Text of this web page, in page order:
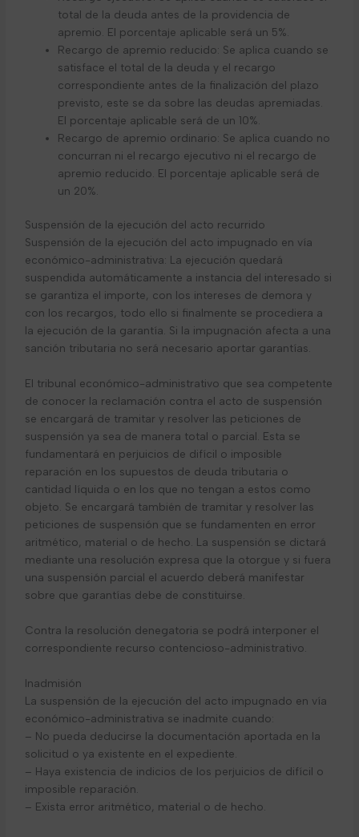
total de la deuda antes de la providencia de
apremio. El porcentaje aplicable será un 5%.
Recargo de apremio reducido: Se aplica cuando se
satisface el total de la deuda y el recargo
correspondiente antes de la finalización del plazo
previsto, este se da sobre las deudas apremiadas.
El porcentaje aplicable será de un 10%.
Recargo de apremio ordinario: Se aplica cuando no
concurran ni el recargo ejecutivo ni el recargo de
apremio reducido. El porcentaje aplicable será de
un 20%.
Suspensión de la ejecución del acto recurrido
Suspensión de la ejecución del acto impugnado en vía
económico-administrativa: La ejecución quedará
suspendida automáticamente a instancia del interesado si
se garantiza el importe, con los intereses de demora y
con los recargos, todo ello si finalmente se procediera a
la ejecución de la garantía. Si la impugnación afecta a una
sanción tributaria no será necesario aportar garantías.
El tribunal económico-administrativo que sea competente
de conocer la reclamación contra el acto de suspensión
se encargará de tramitar y resolver las peticiones de
suspensión ya sea de manera total o parcial. Esta se
fundamentará en perjuicios de difícil o imposible
reparación en los supuestos de deuda tributaria o
cantidad líquida o en los que no tengan a estos como
objeto. Se encargará también de tramitar y resolver las
peticiones de suspensión que se fundamenten en error
aritmético, material o de hecho. La suspensión se dictará
mediante una resolución expresa que la otorgue y si fuera
una suspensión parcial el acuerdo deberá manifestar
sobre que garantías debe de constituirse.
Contra la resolución denegatoria se podrá interponer el
correspondiente recurso contencioso-administrativo.
Inadmisión
La suspensión de la ejecución del acto impugnado en vía
económico-administrativa se inadmite cuando:
– No pueda deducirse la documentación aportada en la
solicitud o ya existente en el expediente.
– Haya existencia de indicios de los perjuicios de difícil o
imposible reparación.
– Exista error aritmético, material o de hecho.